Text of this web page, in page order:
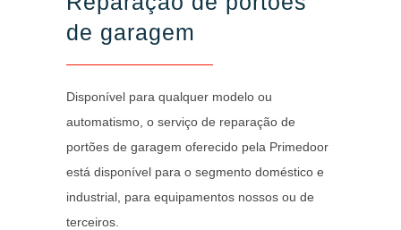
de garagem
Disponível para qualquer modelo ou
automatismo, o serviço de reparação de
portões de garagem oferecido pela Primedoor
está disponível para o segmento doméstico e
industrial, para equipamentos nossos ou de
terceiros.